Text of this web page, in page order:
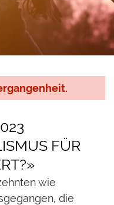
FÜR
wie
die